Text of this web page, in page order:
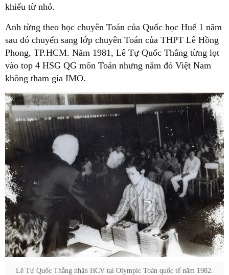
khiếu từ nhỏ.
Anh từng theo học chuyên Toán của Quốc học Huế 1 năm
sau đó chuyển sang lớp chuyên Toán của THPT Lê Hồng
Phong, TP.HCM. Năm 1981, Lê Tự Quốc Thắng từng lọt
vào top 4 HSG QG môn Toán nhưng năm đó Việt Nam
không tham gia IMO.
Lê Tự Quốc Thắng nhận HCV tại Olympic Toán quốc tế năm 1982.